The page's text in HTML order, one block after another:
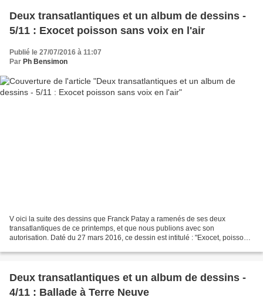
Deux transatlantiques et un album de dessins -
5/11 : Exocet poisson sans voix en l'air
Publié le 27/07/2016 à 11:07
Par Ph Bensimon
V oici la suite des dessins que Franck Patay a ramenés de ses deux
transatlantiques de ce printemps, et que nous publions avec son
autorisation. Daté du 27 mars 2016, ce dessin est intitulé : "Exocet, poisson
Deux transatlantiques et un album de dessins -
4/11 : Ballade à Terre Neuve